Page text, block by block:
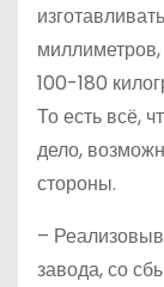
100-180
То есть всё,
дело,
стороны.
–
завода, со